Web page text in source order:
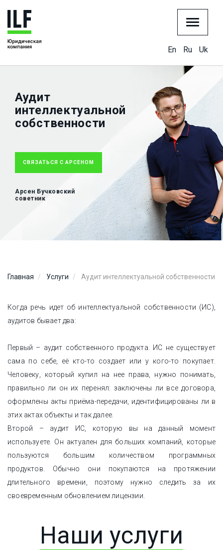
En Ru Uk
Аудит
интеллектуальной
собственности
СВЯЗАТЬСЯ С АРСЕНОМ
Арсен Бучковский
советник
Главная Услуги Аудит интеллектуальной собственности
Когда речь идет об интеллектуальной собственности (ИС),
аудитов бывает два:
Первый – аудит собственного продукта. ИС не существует
сама по себе, её кто-то создает или у кого-то покупает.
Человеку, который купил на нее права, нужно понимать,
правильно ли он их перенял: заключены ли все договора,
оформлены акты приёма-передачи, идентифицированы ли в
этих актах объекты и так далее.
Второй – аудит ИС, которую вы на данный момент
используете. Он актуален для больших компаний, которые
пользуются большим количеством программных
продуктов. Обычно они покупаются на протяжении
длительного времени, поэтому нужно следить за их
своевременным обновлением лицензии.
Наши услуги